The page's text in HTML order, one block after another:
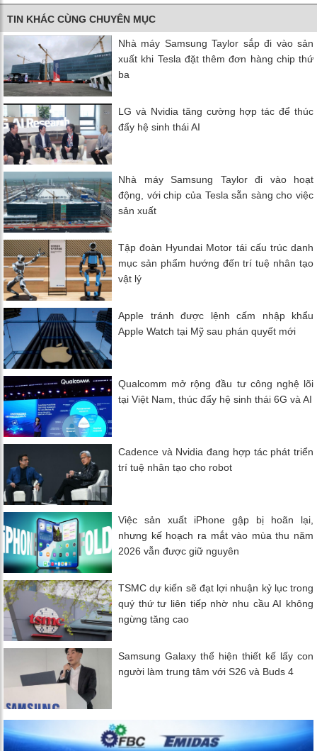
TIN KHÁC CÙNG CHUYÊN MỤC
Nhà máy Samsung Taylor sắp đi vào sản
xuất khi Tesla đặt thêm đơn hàng chip thứ
ba
LG và Nvidia tăng cường hợp tác để thúc
đẩy hệ sinh thái AI
Nhà máy Samsung Taylor đi vào hoạt
động, với chip của Tesla sẵn sàng cho việc
sản xuất
Tập đoàn Hyundai Motor tái cấu trúc danh
mục sản phẩm hướng đến trí tuệ nhân tạo
vật lý
Apple tránh được lệnh cấm nhập khẩu
Apple Watch tại Mỹ sau phán quyết mới
Qualcomm mở rộng đầu tư công nghệ lõi
tại Việt Nam, thúc đẩy hệ sinh thái 6G và AI
Cadence và Nvidia đang hợp tác phát triển
trí tuệ nhân tạo cho robot
Việc sản xuất iPhone gập bị hoãn lại,
nhưng kế hoạch ra mắt vào mùa thu năm
2026 vẫn được giữ nguyên
TSMC dự kiến ​​sẽ đạt lợi nhuận kỷ lục trong
quý thứ tư liên tiếp nhờ nhu cầu AI không
ngừng tăng cao
Samsung Galaxy thể hiện thiết kế lấy con
người làm trung tâm với S26 và Buds 4